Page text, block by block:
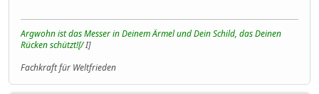
Argwohn ist das Messer in Deinem Ärmel und Dein Schild, das Deinen
Rücken schützt![/I]
Fachkraft für Weltfrieden